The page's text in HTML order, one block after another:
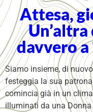
Attesa,
davvero a
Siamo insieme, di
festeggia la sua
comincia già in un
illuminati da una Donna